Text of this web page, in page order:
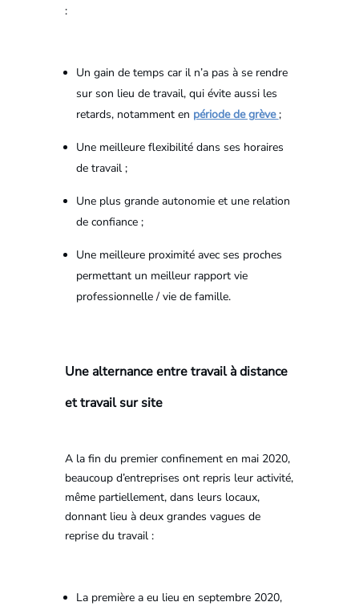
:
Un gain de temps car il n’a pas à se rendre
sur son lieu de travail, qui évite aussi les
retards, notamment en période de grève;
Une meilleure flexibilité dans ses horaires
de travail ;
Une plus grande autonomie et une relation
de confiance ;
Une meilleure proximité avec ses proches
permettant un meilleur rapport vie
professionnelle / vie de famille.
Une alternance entre travail à distance
et travail sur site
A la fin du premier confinement en mai 2020,
beaucoup d’entreprises ont repris leur activité,
même partiellement, dans leurs locaux,
donnant lieu à deux grandes vagues de
reprise du travail :
La première a eu lieu en septembre 2020,